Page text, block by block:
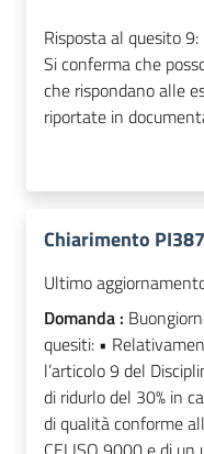
Risposta al quesito 9:
Si conferma che
che rispondano alle
riportate in
Chiarimento
Ultimo
Domanda :
quesiti: •
l’articolo 9 del
di ridurlo del 30% in
di qualità conforme